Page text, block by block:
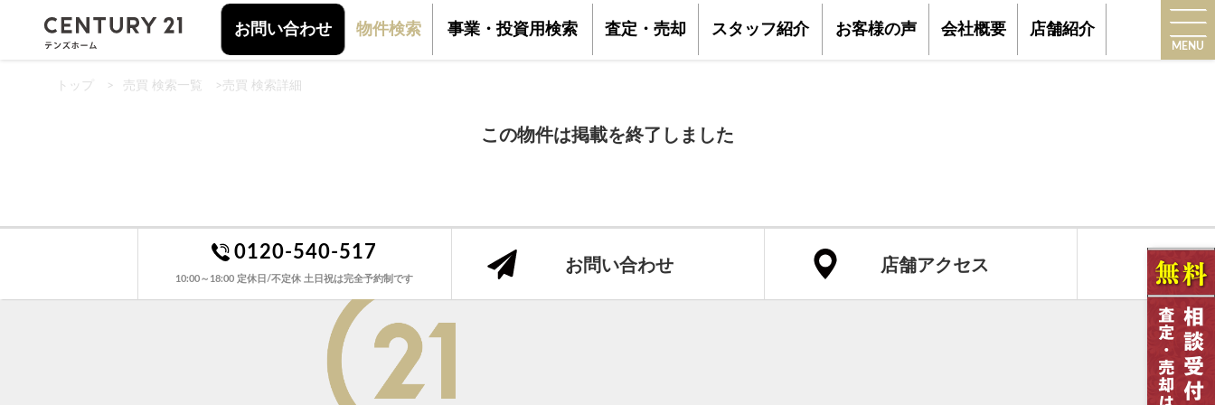
MENU
お問い合わせ 物件検索 事業・投資用検索 査定・売却 スタッフ紹介 お客様の声 会社概要 店舗紹介
トップ > 売買 検索一覧 >売買 検索詳細
この物件は掲載を終了しました
0120-540-517
10:00～18:00 定休日/不定休 土日祝は完全予約制です
お問い合わせ 店舗アクセス